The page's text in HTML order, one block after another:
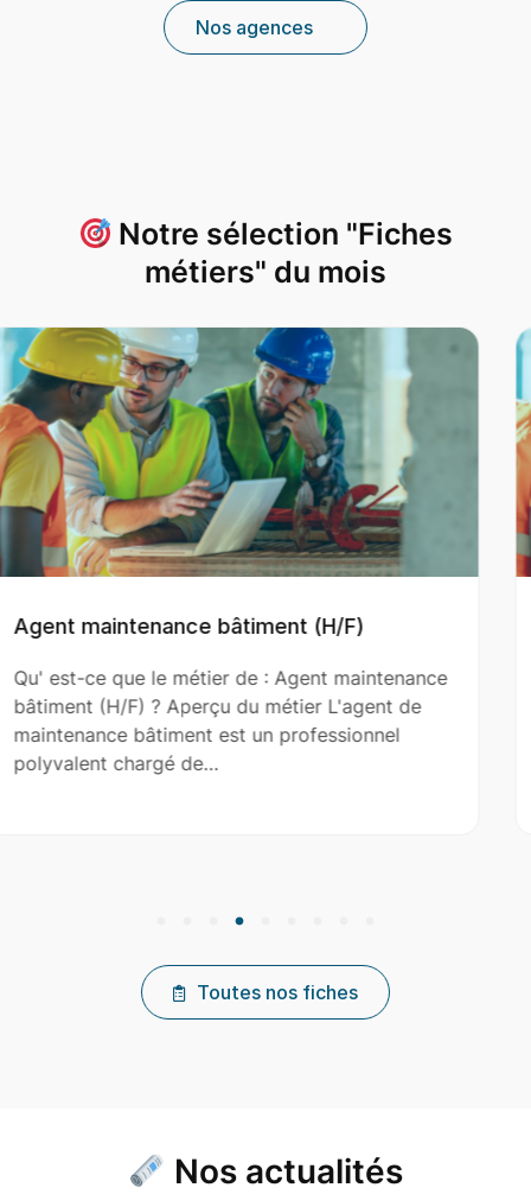
Nos agences
Notre sélection "Fiches
métiers" du mois
F)
de
Aide Couvreur (H/F)
Qu' est-ce que le métier de : Aide
(H/F) ? Aperçu du métier L'aide
le couvreur principal dans
réparation et…
Toutes nos fiches
Nos actualités